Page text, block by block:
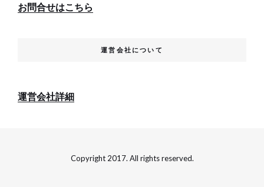
お問合せはこちら
運営会社について
運営会社詳細
Copyright 2017. All rights reserved.